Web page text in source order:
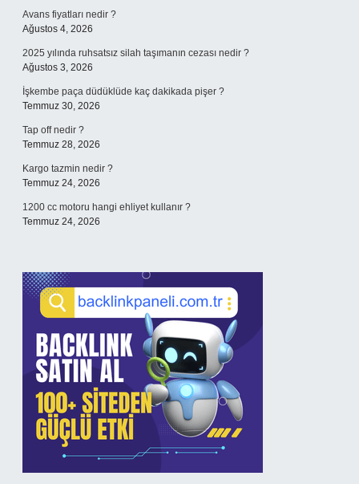
Avans fiyatları nedir ?
Ağustos 4, 2026
2025 yılında ruhsatsız silah taşımanın cezası nedir ?
Ağustos 3, 2026
İşkembe paça düdüklüde kaç dakikada pişer ?
Temmuz 30, 2026
Tap off nedir ?
Temmuz 28, 2026
Kargo tazmin nedir ?
Temmuz 24, 2026
1200 cc motoru hangi ehliyet kullanır ?
Temmuz 24, 2026